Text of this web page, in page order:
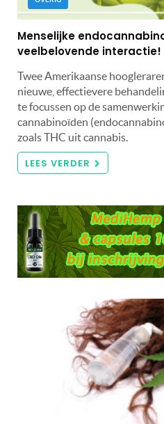
Menselijke
veelbelovende interactie!
Twee Amerikaanse
nieuwe, effectievere
te focussen op de
cannabinoïden
zoals THC uit cannabis.
LEES VERDER